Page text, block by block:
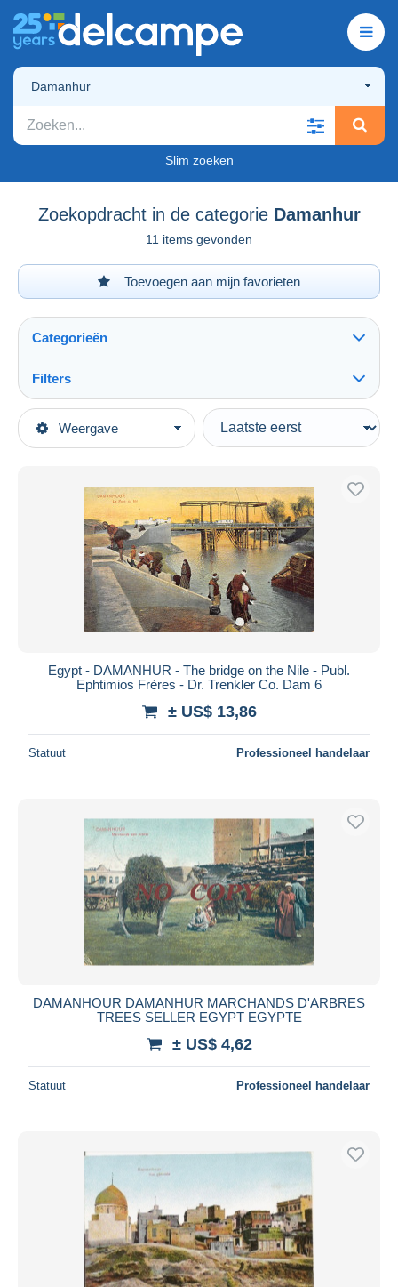
Damanhur
Slim zoeken
Zoekopdracht in de categorie Damanhur
11 items gevonden
Toevoegen aan mijn favorieten
Weergave
Categorieën
Topcategorieën
Damanhur
Filters
Type verkopen
Actief
Veiling met biedingen
Veilingen zonder biedingen
Veilinghuizen
Verkocht
Alle looptijden
Eindigt binnen
Prijs
Betaalmiddelen
PayPal
Bankoverschrijving
Visa
Mastercard
Bancontact
Maestro
Woonplaats van de verkoper
Toepassen
Egypt - DAMANHUR - The bridge on the Nile - Publ.
Ephtimios Frères - Dr. Trenkler Co. Dam 6
± US$ 13,86
Statuut Professioneel handelaar
DAMANHOUR DAMANHUR MARCHANDS D'ARBRES
TREES SELLER EGYPT EGYPTE
± US$ 4,62
Statuut Professioneel handelaar